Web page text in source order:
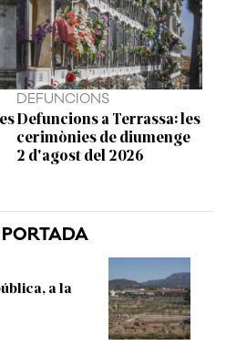
a la
DEFUNCIONS
Defuncions a Terrassa: les
cerimònies de diumenge
2 d'agost del 2026